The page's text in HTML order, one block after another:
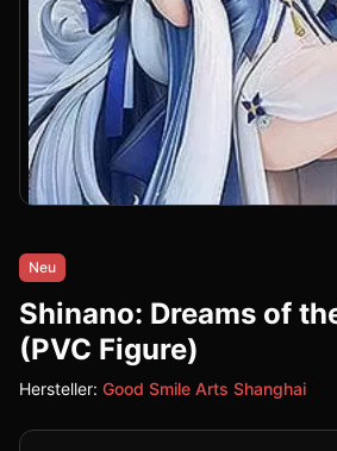
Neu
Shinano: Dreams of
(PVC Figure)
Hersteller: Good Smile Arts Shanghai